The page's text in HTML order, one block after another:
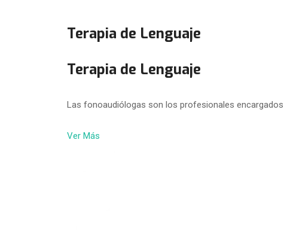
Terapia de Lenguaje
Terapia de Lenguaje
Las fonoaudiólogas son los profesionales
Ver Más